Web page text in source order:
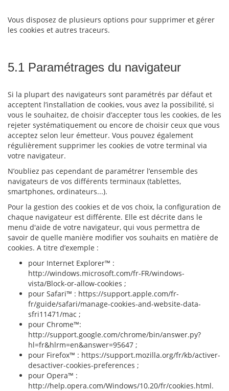
Vous disposez de plusieurs options pour supprimer et gérer
les cookies et autres traceurs.
5.1 Paramétrages du navigateur
Si la plupart des navigateurs sont paramétrés par défaut et
acceptent l’installation de cookies, vous avez la possibilité, si
vous le souhaitez, de choisir d’accepter tous les cookies, de les
rejeter systématiquement ou encore de choisir ceux que vous
acceptez selon leur émetteur. Vous pouvez également
régulièrement supprimer les cookies de votre terminal via
votre navigateur.
N’oubliez pas cependant de paramétrer l’ensemble des
navigateurs de vos différents terminaux (tablettes,
smartphones, ordinateurs...).
Pour la gestion des cookies et de vos choix, la configuration de
chaque navigateur est différente. Elle est décrite dans le
menu d'aide de votre navigateur, qui vous permettra de
savoir de quelle manière modifier vos souhaits en matière de
cookies. A titre d’exemple :
pour Internet Explorer™ :
http://windows.microsoft.com/fr-FR/windows-
vista/Block-or-allow-cookies ;
pour Safari™ : https://support.apple.com/fr-
fr/guide/safari/manage-cookies-and-website-data-
sfri11471/mac ;
pour Chrome™:
http://support.google.com/chrome/bin/answer.py?
hl=fr&hlrm=en&answer=95647 ;
pour Firefox™ : https://support.mozilla.org/fr/kb/activer-
desactiver-cookies-preferences ;
pour Opera™ :
http://help.opera.com/Windows/10.20/fr/cookies.html.